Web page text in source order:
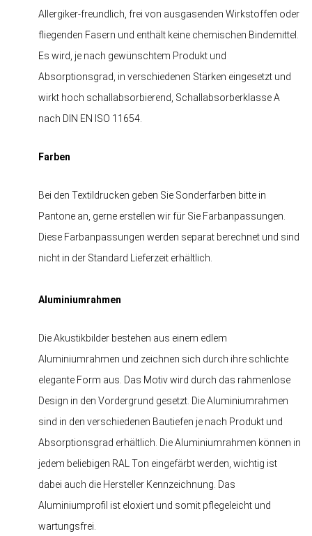
Allergiker-freundlich, frei von ausgasenden Wirkstoffen oder
fliegenden Fasern und enthält keine chemischen Bindemittel.
Es wird, je nach gewünschtem Produkt und
Absorptionsgrad, in verschiedenen Stärken eingesetzt und
wirkt hoch schallabsorbierend, Schallabsorberklasse A
nach DIN EN ISO 11654.
Farben
Bei den Textildrucken geben Sie Sonderfarben bitte in
Pantone an, gerne erstellen wir für Sie Farbanpassungen.
Diese Farbanpassungen werden separat berechnet und sind
nicht in der Standard Lieferzeit erhältlich.
Aluminiumrahmen
Die Akustikbilder bestehen aus einem edlem
Aluminiumrahmen und zeichnen sich durch ihre schlichte
elegante Form aus. Das Motiv wird durch das rahmenlose
Design in den Vordergrund gesetzt. Die Aluminiumrahmen
sind in den verschiedenen Bautiefen je nach Produkt und
Absorptionsgrad erhältlich. Die Aluminiumrahmen können in
jedem beliebigen RAL Ton eingefärbt werden, wichtig ist
dabei auch die Hersteller Kennzeichnung. Das
Aluminiumprofil ist eloxiert und somit pflegeleicht und
wartungsfrei.